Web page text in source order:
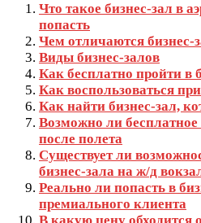
Что такое бизнес-зал в
попасть
Чем отличаются бизнес-
Виды бизнес-залов
Как бесплатно пройти в
Как воспользоваться
Как найти бизнес‑зал,
Возможно ли бесплатное
после полета
Существует ли
бизнес‑зала на ж/д
Реально ли попасть в
премиального клиента